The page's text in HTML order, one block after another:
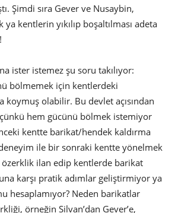
Şimdi sıra Gever ve Nusaybin,
ya kentlerin yıkılıp boşaltılması adeta
ister istemez şu soru takılıyor:
bölmemek için kentlerdeki
koymuş olabilir. Bu devlet açısından
hem gücünü bölmek istemiyor
kentte barikat/hendek kaldırma
ile bir sonraki kentte yönelmek
özerklik ilan edip kentlerde barikat
karşı pratik adımlar geliştirmiyor ya
hesaplamıyor? Neden barikatlar
örneğin Silvan’dan Gever’e,